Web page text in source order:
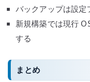
バックアップは設定
新規構築では現行
する
まとめ